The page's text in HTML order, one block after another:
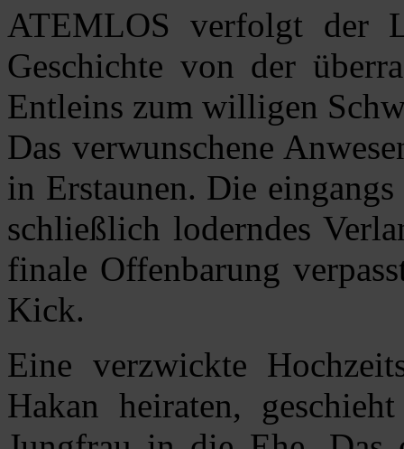
ATEMLOS verfolgt der
Geschichte von der
Entleins zum willigen
Das verwunschene
in Erstaunen. Die
schließlich loderndes
finale Offenbarung
Kick.
Eine verzwickte
Hakan heiraten,